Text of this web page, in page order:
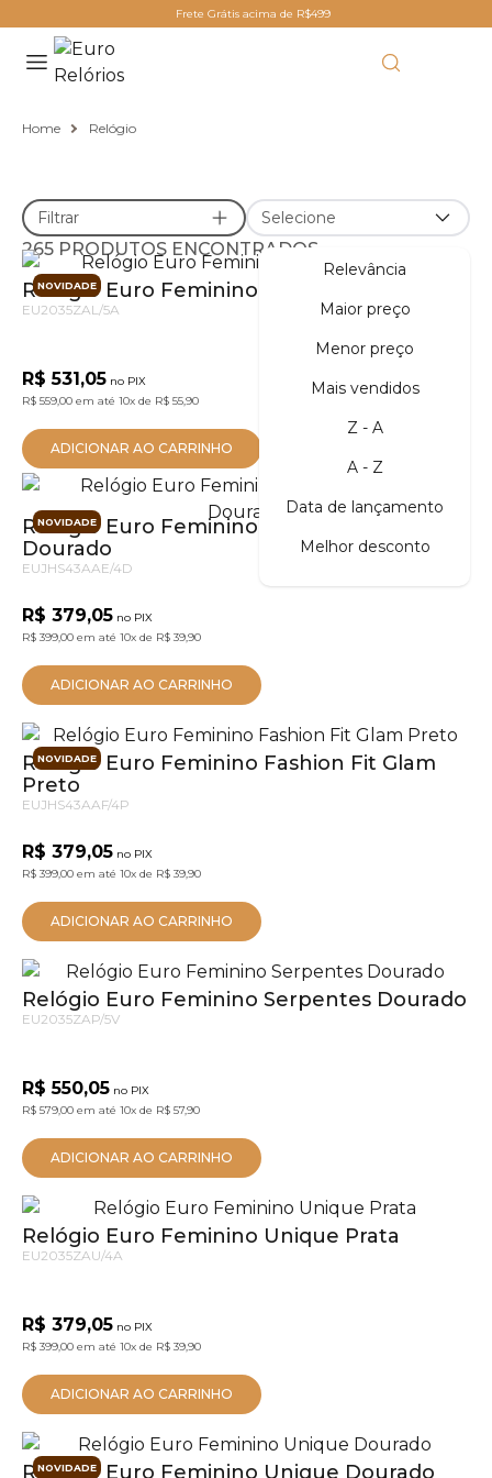
Frete Grátis acima de R$499
Home Relógio
Filtrar Selecione
Relevância
Maior preço
Menor preço
Mais vendidos
Z - A
A - Z
Data de lançamento
Melhor desconto
265 PRODUTOS ENCONTRADOS
NOVIDADE
Relógio Euro Feminino Serpentes Prata
EU2035ZAL/5A
R$ 531,05 no PIX
R$ 559,00 em até 10x de R$ 55,90
ADICIONAR AO CARRINHO
NOVIDADE
Relógio Euro Feminino Fashion Fit Glam
Dourado
EUJHS43AAE/4D
R$ 379,05 no PIX
R$ 399,00 em até 10x de R$ 39,90
ADICIONAR AO CARRINHO
NOVIDADE
Relógio Euro Feminino Fashion Fit Glam
Preto
EUJHS43AAF/4P
R$ 379,05 no PIX
R$ 399,00 em até 10x de R$ 39,90
ADICIONAR AO CARRINHO
Relógio Euro Feminino Serpentes Dourado
EU2035ZAP/5V
R$ 550,05 no PIX
R$ 579,00 em até 10x de R$ 57,90
ADICIONAR AO CARRINHO
Relógio Euro Feminino Unique Prata
EU2035ZAU/4A
R$ 379,05 no PIX
R$ 399,00 em até 10x de R$ 39,90
ADICIONAR AO CARRINHO
NOVIDADE
Relógio Euro Feminino Unique Dourado